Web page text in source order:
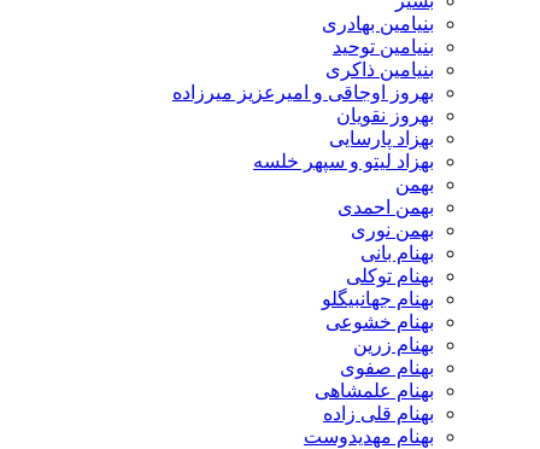
بنیامین بهادری
بنیامین توحید
بنیامین ذاکری
بهروز اوجاقی و امیرعزیز میرزاده
بهروز نقویان
بهزاد پارسایی
بهزاد لیتو و سپهر خلسه
بهمن
بهمن احمدی
بهمن نوری
بهنام بانی
بهنام توکلی
بهنام جهانبیگلو
بهنام خشوعی
بهنام زرین
بهنام صفوی
بهنام علمشاهی
بهنام قلی زاده
بهنام مهدیدوست